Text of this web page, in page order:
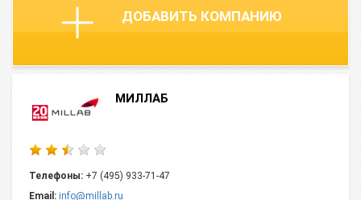
ДОБАВИТЬ КОМПАНИЮ
МИЛЛАБ
Телефоны: +7 (495) 933-71-47
Email: info@millab.ru